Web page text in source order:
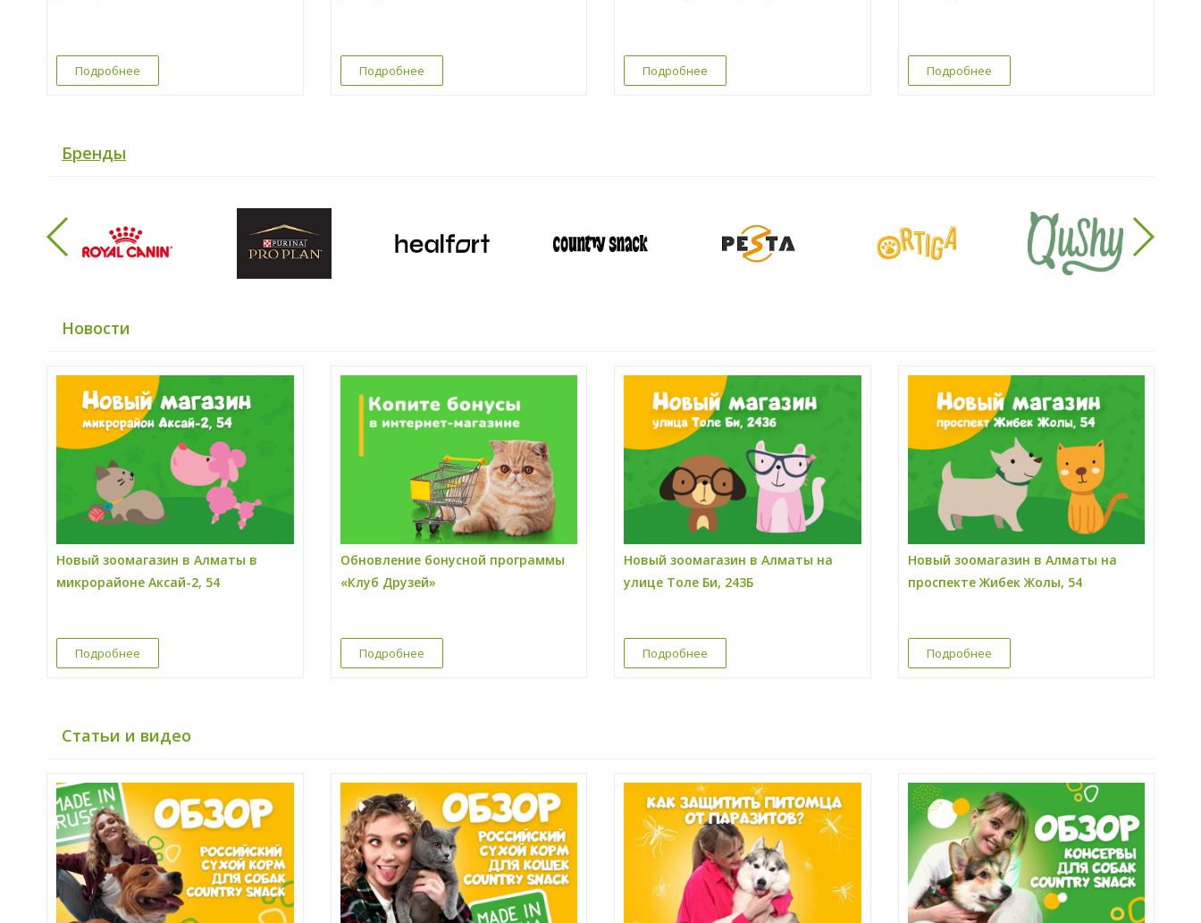
Подробнее Подробнее Подробнее Подробнее
Бренды
Новости
Новый зоомагазин в Алматы в
микрорайоне Аксай-2, 54
Подробнее
Обновление бонусной программы
«Клуб Друзей»
Подробнее
Новый зоомагазин в Алматы на
улице Толе Би, 243Б
Подробнее
Новый зоомагазин в Алматы на
проспекте Жибек Жолы, 54
Подробнее
Статьи и видео